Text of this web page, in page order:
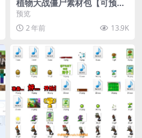
植物大战僵尸素材包【可预
览】
预览
2 年前
13.9K